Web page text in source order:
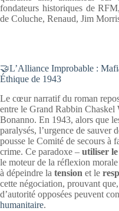
fondateurs historiques de
de Coluche, Renaud, Jim
🤝L’Alliance Improbable :
Éthique de 1943
Le cœur narratif du roman
entre le Grand Rabbin Chaskel
Bonanno. En 1943, alors que
paralysés, l’urgence de sauver
pousse le Comité de secours à
crime. Ce paradoxe – utiliser
le moteur de la réflexion
à dépeindre la tension et le
cette négociation, prouvant
d’autorité opposées peuvent
humanitaire.